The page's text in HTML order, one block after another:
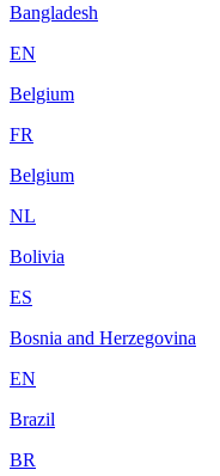
Bangladesh
EN
Belgium
FR
Belgium
NL
Bolivia
ES
Bosnia and Herzegovina
EN
Brazil
BR